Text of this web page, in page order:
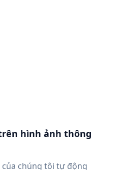
hình ảnh thông
của chúng tôi tự động